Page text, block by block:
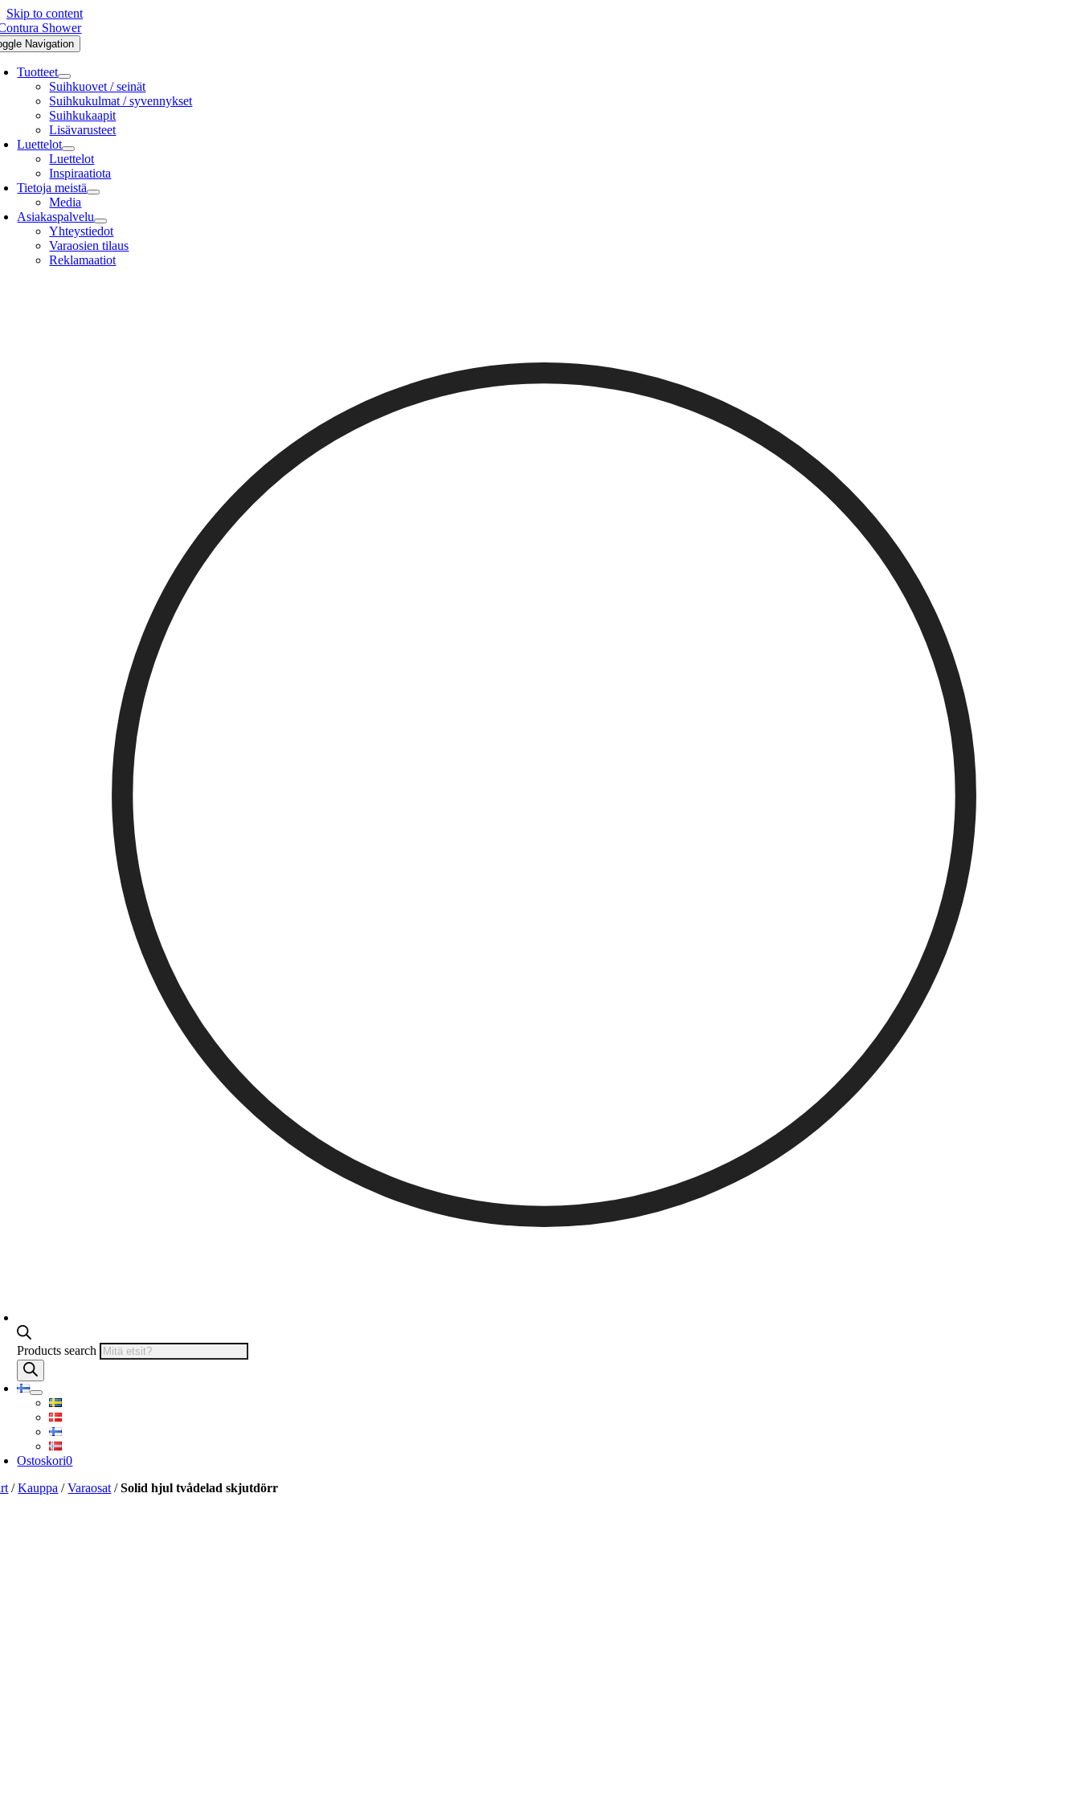
Skip to content
Navigation
Tuotteet
Suihkuovet / seinät
Suihkukulmat / syvennykset
Suihkukaapit
Lisävarusteet
Luettelot
Luettelot
Inspiraatiota
Tietoja meistä
Media
Asiakaspalvelu
Yhteystiedot
Varaosien tilaus
Reklamaatiot
Products search
Ostoskori0
/Kauppa /Varaosat /Solid hjul tvådelad skjutdörr